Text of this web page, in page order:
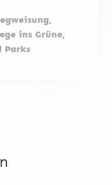
ins Grüne,
Parks